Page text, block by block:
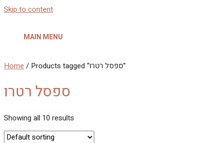
Skip to content
MAIN MENU
Home / Products tagged “ספסל רטרו”
ספסל רטרו
Showing all 10 results